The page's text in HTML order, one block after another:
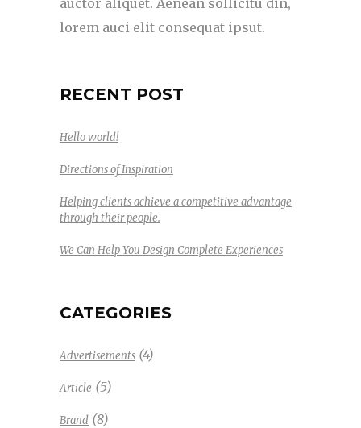
lorem auci elit consequat ipsut.
RECENT POST
Hello world!
Directions of Inspiration
Helping clients achieve a competitive advantage
through their people.
We Can Help You Design Complete Experiences
CATEGORIES
Advertisements (4)
Article (5)
Brand (8)